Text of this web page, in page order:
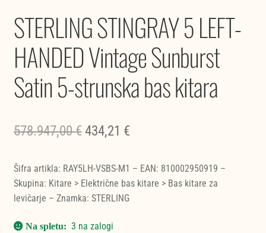
STERLING STINGRAY 5 LEFT-
HANDED Vintage Sunburst
Satin 5-strunska bas kitara
578.947,00€Izvirna
je
bila:
434,21 €Trenutna
je:
434,21 €.
Šifra artikla: RAY5LH-VSBS-M1 – EAN: 810002950919 –
Skupina: Kitare > Električne bas kitare > Bas kitare za
levičarje – Znamka: STERLING
3 na zalogi